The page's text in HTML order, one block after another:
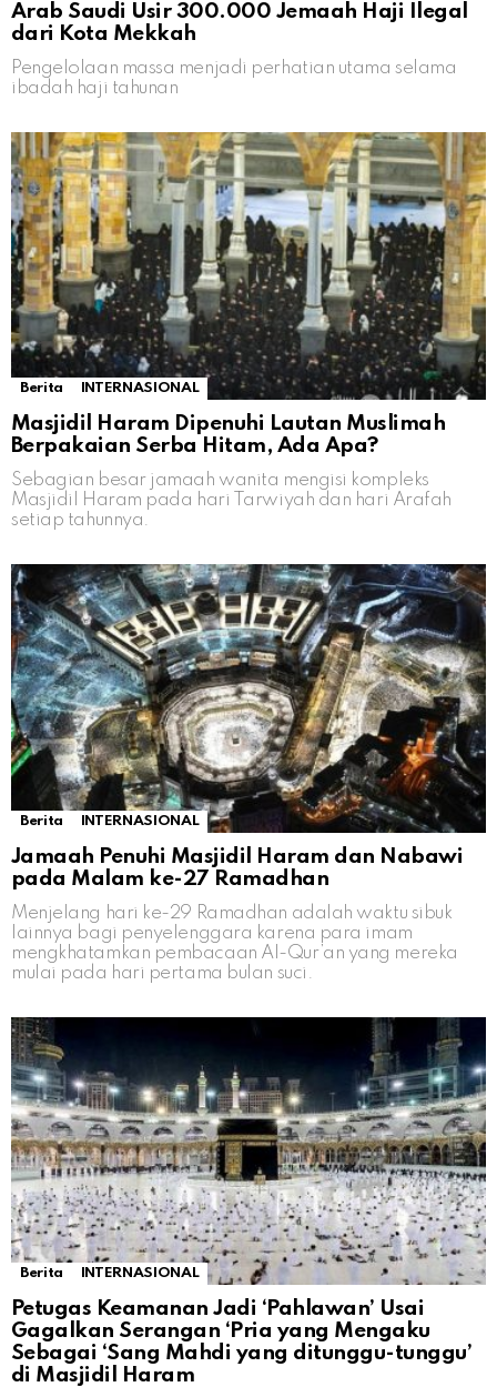
Arab Saudi Usir 300.000 Jemaah Haji Ilegal
dari Kota Mekkah
Pengelolaan massa menjadi perhatian utama selama
ibadah haji tahunan
Berita INTERNASIONAL
Masjidil Haram Dipenuhi Lautan Muslimah
Berpakaian Serba Hitam, Ada Apa?
Sebagian besar jamaah wanita mengisi kompleks
Masjidil Haram pada hari Tarwiyah dan hari Arafah
setiap tahunnya.
Berita INTERNASIONAL
Jamaah Penuhi Masjidil Haram dan Nabawi
pada Malam ke-27 Ramadhan
Menjelang hari ke-29 Ramadhan adalah waktu sibuk
lainnya bagi penyelenggara karena para imam
mengkhatamkan pembacaan Al-Qur’an yang mereka
mulai pada hari pertama bulan suci.
Berita INTERNASIONAL
Petugas Keamanan Jadi ‘Pahlawan’ Usai
Gagalkan Serangan ‘Pria yang Mengaku
Sebagai ‘Sang Mahdi yang ditunggu-tunggu’
di Masjidil Haram